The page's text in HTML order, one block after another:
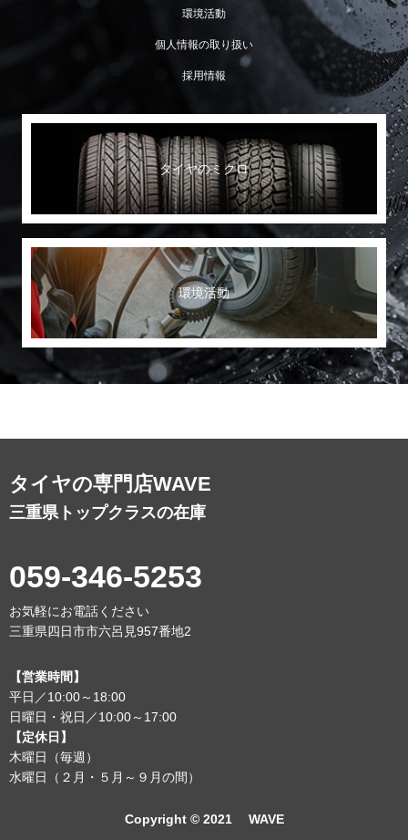
環境活動
個人情報の取り扱い
採用情報
タイヤのミクロ
環境活動
タイヤの専門店WAVE
三重県トップクラスの在庫
059-346-5253
お気軽にお電話ください
三重県四日市市六呂見957番地2
【営業時間】
平日／10:00～18:00
日曜日・祝日／10:00～17:00
【定休日】
木曜日（毎週）
水曜日（２月・５月～９月の間）
Copyright © 2021 WAVE